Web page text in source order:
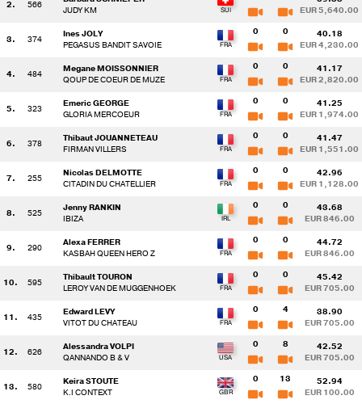
2. 566
JUDY KM
EUR 5,640.00
3. 374
Ines JOLY
PEGASUS BANDIT SAVOIE
0 0 40.18
EUR 4,230.00
4. 484
Megane MOISSONNIER
QOUP DE COEUR DE MUZE
0 0 41.17
EUR 2,820.00
5. 323
Emeric GEORGE
GLORIA MERCOEUR
0 0 41.25
EUR 1,974.00
6. 378
Thibaut JOUANNETEAU
FIRMAN VILLERS
0 0 41.47
EUR 1,551.00
7. 255
Nicolas DELMOTTE
CITADIN DU CHATELLIER
0 0 42.96
EUR 1,128.00
8. 525
Jenny RANKIN
IBIZA
0 0 43.68
EUR 846.00
9. 290
Alexa FERRER
KASBAH QUEEN HERO Z
0 0 44.72
EUR 846.00
10. 595
Thibault TOURON
LEROY VAN DE MUGGENHOEK
0 0 45.42
EUR 705.00
11. 435
Edward LEVY
VITOT DU CHATEAU
0 4 38.90
EUR 705.00
12. 626
Alessandra VOLPI
QANNANDO B & V
0 8 42.52
EUR 705.00
13. 580
Keira STOUTE
K.I CONTEXT
0 13 52.94
EUR 100.00